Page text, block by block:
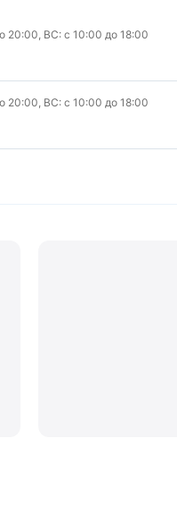
20:00, ВС: с 10:00 до 18:00
20:00, ВС: с 10:00 до 18:00